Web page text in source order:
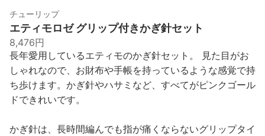
チューリップ
エティモロゼ グリップ付きかぎ針セット
8,476円
長年愛用しているエティモのかぎ針セット。 見た目がお
しゃれなので、お財布や手帳を持っているような感覚で持
ち歩けます。かぎ針やハサミなど、すべてがピンクゴール
ドできれいです。
かぎ針は、長時間編んでも指が痛くならないグリップタイ